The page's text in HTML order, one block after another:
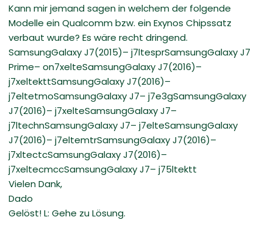
Kann mir jemand sagen in welchem der folgende
Modelle ein Qualcomm bzw. ein Exynos Chipssatz
verbaut wurde? Es wäre recht dringend.
SamsungGalaxy J7(2015)– j7ltesprSamsungGalaxy J7
Prime– on7xelteSamsungGalaxy J7(2016)–
j7xeltekttSamsungGalaxy J7(2016)–
j7eltetmoSamsungGalaxy J7– j7e3gSamsungGalaxy
J7(2016)– j7xelteSamsungGalaxy J7–
j7ltechnSamsungGalaxy J7– j7elteSamsungGalaxy
J7(2016)– j7eltemtrSamsungGalaxy J7(2016)–
j7xltectcSamsungGalaxy J7(2016)–
j7xeltecmccSamsungGalaxy J7– j75ltektt
Vielen Dank,
Dado
Gelöst! L: Gehe zu Lösung.